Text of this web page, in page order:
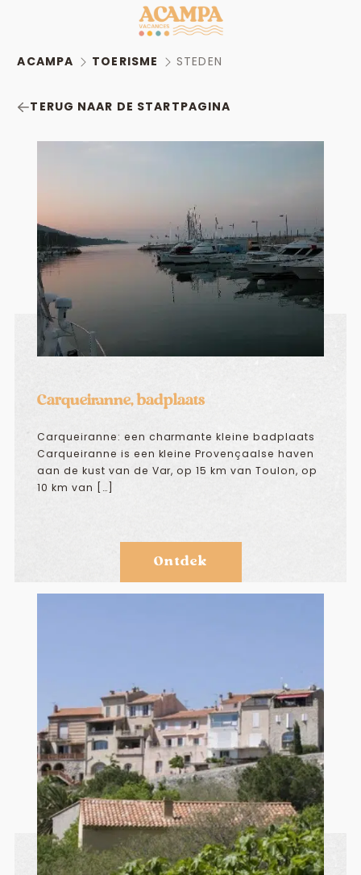
ACAMPA TOERISME STEDEN
TERUG NAAR DE STARTPAGINA
Carqueiranne, badplaats
Carqueiranne: een charmante kleine badplaats
Carqueiranne is een kleine Provençaalse haven
aan de kust van de Var, op 15 km van Toulon, op
10 km van […]
Ontdek